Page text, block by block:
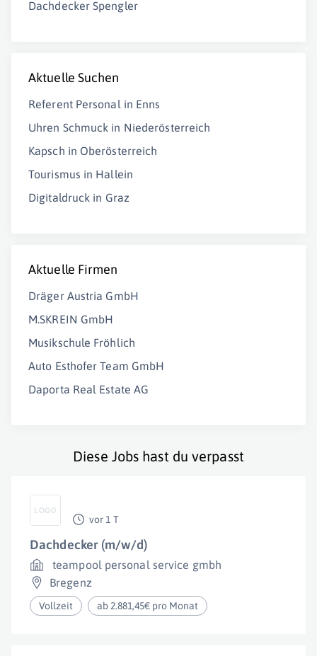
Dachdecker Spengler
Aktuelle Suchen
Referent Personal in Enns
Uhren Schmuck in Niederösterreich
Kapsch in Oberösterreich
Tourismus in Hallein
Digitaldruck in Graz
Aktuelle Firmen
Dräger Austria GmbH
M.SKREIN GmbH
Musikschule Fröhlich
Auto Esthofer Team GmbH
Daporta Real Estate AG
Diese Jobs hast du verpasst
vor 1 T
Dachdecker (m/w/d)
teampool personal service gmbh
Bregenz
Vollzeit ab 2.881,45€ pro Monat